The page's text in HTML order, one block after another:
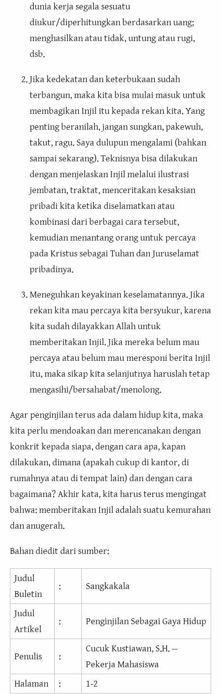
dunia kerja segala sesuatu
diukur/diperhitungkan berdasarkan uang;
menghasilkan atau tidak, untung atau rugi,
dsb.
Jika kedekatan dan keterbukaan sudah
terbangun, maka kita bisa mulai masuk untuk
membagikan Injil itu kepada rekan kita. Yang
penting beranilah, jangan sungkan, pakewuh,
takut, ragu. Saya dulupun mengalami (bahkan
sampai sekarang). Teknisnya bisa dilakukan
dengan menjelaskan Injil melalui ilustrasi
jembatan, traktat, menceritakan kesaksian
pribadi kita ketika diselamatkan atau
kombinasi dari berbagai cara tersebut,
kemudian menantang orang untuk percaya
pada Kristus sebagai Tuhan dan Juruselamat
pribadinya.
Meneguhkan keyakinan keselamatannya. Jika
rekan kita mau percaya kita bersyukur, karena
kita sudah dilayakkan Allah untuk
memberitakan Injil. Jika mereka belum mau
percaya atau belum mau meresponi berita Injil
itu, maka sikap kita selanjutnya haruslah tetap
mengasihi/bersahabat/menolong.
Agar penginjilan terus ada dalam hidup kita, maka
kita perlu mendoakan dan merencanakan dengan
konkrit kepada siapa, dengan cara apa, kapan
dilakukan, dimana (apakah cukup di kantor, di
rumahnya atau di tempat lain) dan dengan cara
bagaimana? Akhir kata, kita harus terus mengingat
bahwa: memberitakan Injil adalah suatu kemurahan
dan anugerah.
Bahan diedit dari sumber:
Judul
Buletin
: Sangkakala
Judul
Artikel
: Penginjilan Sebagai Gaya Hidup
Penulis :
Cucuk Kustiawan, S.H. --
Pekerja Mahasiswa
Halaman
: 1-2